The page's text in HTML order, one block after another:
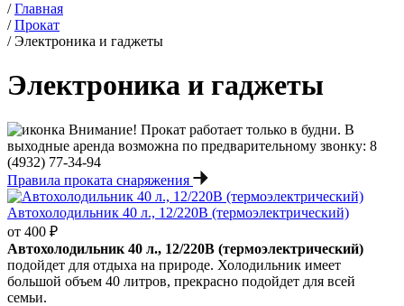
/Главная
/Прокат
/Электроника и гаджеты
Электроника и гаджеты
Внимание! Прокат работает только в будни. В
выходные аренда возможна по предварительному звонку: 8
(4932) 77-34-94
Правила проката снаряжения
Автохолодильник 40 л., 12/220В (термоэлектрический)
от 400 ₽
Автохолодильник 40 л., 12/220В (термоэлектрический)
подойдет для отдыха на природе. Холодильник имеет
большой объем 40 литров, прекрасно подойдет для всей
семьи.